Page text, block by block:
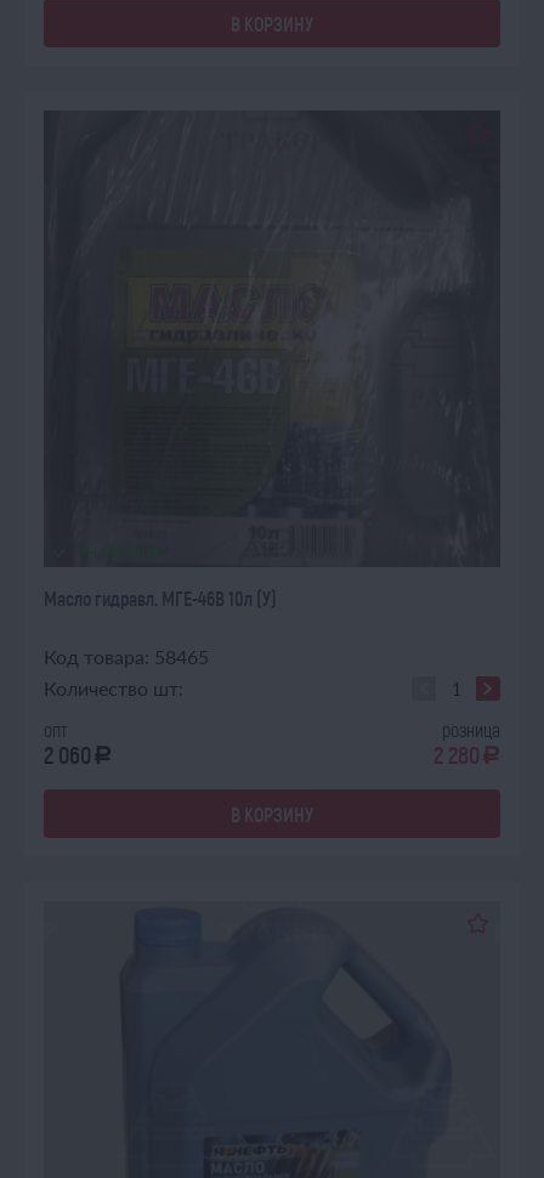
В КОРЗИНУ
Масло гидравл. МГЕ-46В 10л (У)
Код товара: 58465
Количество шт:
опт
2 060 a
розница
2 280 a
В КОРЗИНУ